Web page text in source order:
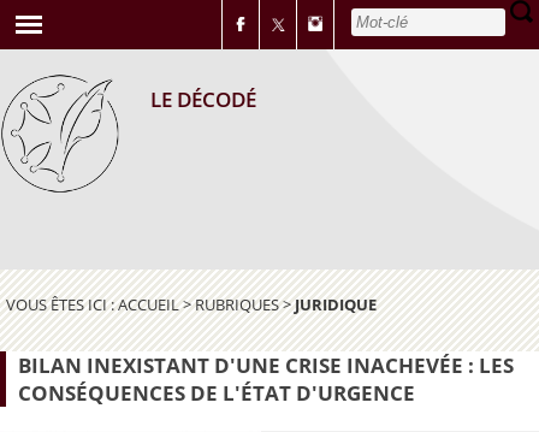
LE DÉCODÉ
VOUS ÊTES ICI :ACCUEIL>RUBRIQUES>JURIDIQUE
BILAN INEXISTANT D'UNE CRISE INACHEVÉE : LES
CONSÉQUENCES DE L'ÉTAT D'URGENCE